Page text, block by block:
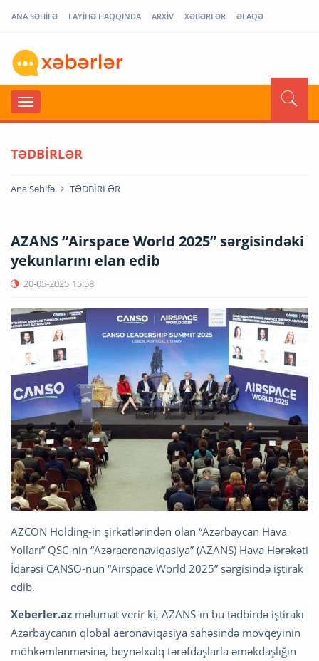
ANA SƏHİFƏ LAYİHƏ HAQQINDA ARXİV XƏBƏRLƏR ƏLAQƏ
TƏDBİRLƏR
Ana Səhifə TƏDBİRLƏR
AZANS “Airspace World 2025” sərgisindəki
yekunlarını elan edib
20-05-2025 15:58
AZCON Holding-in şirkətlərindən olan “Azərbaycan Hava
Yolları” QSC-nin “Azəraeronaviqasiya” (AZANS) Hava Hərəkəti
İdarəsi CANSO-nun “Airspace World 2025” sərgisində iştirak
edib.
Xeberler.az məlumat verir ki, AZANS-ın bu tədbirdə iştirakı
Azərbaycanın qlobal aeronaviqasiya sahəsində mövqeyinin
möhkəmlənməsinə, beynəlxalq tərəfdaşlarla əməkdaşlığın